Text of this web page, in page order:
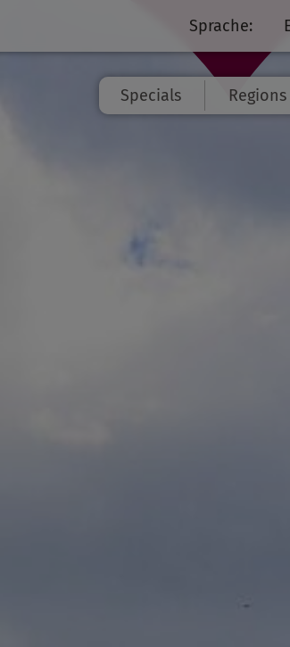
Sprache:
Specials Regions